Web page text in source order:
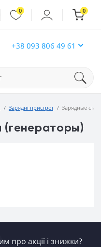
+38 093 806 49 61
0 0
Зарядні пристрої Зарядные
(генераторы)
про акції і знижки?